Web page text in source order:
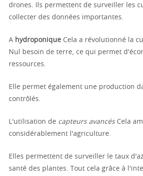
drones. Ils permettent de surveiller les
collecter des données importantes.
A hydroponique Cela a révolutionné la
Nul besoin de terre, ce qui permet
ressources.
Elle permet également une production
contrôlés.
L'utilisation de capteurs avancésCela
considérablement l'agriculture.
Elles permettent de surveiller le taux
santé des plantes. Tout cela grâce à